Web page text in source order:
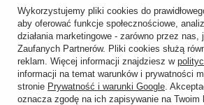
Chcę zareklamować produkt
Chcę zwrócić produkt
Chcę wymienić towar
Wykorzystujemy pliki cookies do
aby oferować funkcje społecznościowe,
działania marketingowe - zarówno przez
Zaufanych Partnerów. Pliki cookies służą
reklam. Więcej informacji znajdziesz w
informacji na temat warunków i prywatności
stronie Prywatność i warunki Google.
oznacza zgodę na ich zapisywanie na Twoim